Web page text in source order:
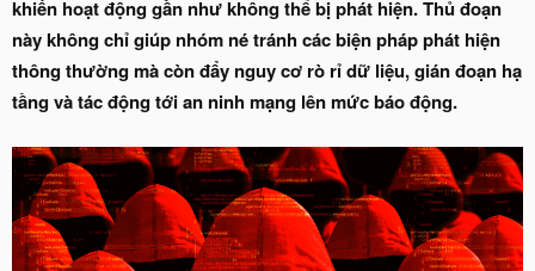
khiến hoạt động gần như không thể bị phát hiện. Thủ đoạn
này không chỉ giúp nhóm né tránh các biện pháp phát hiện
thông thường mà còn đẩy nguy cơ rò rỉ dữ liệu, gián đoạn hạ
tầng và tác động tới an ninh mạng lên mức báo động.